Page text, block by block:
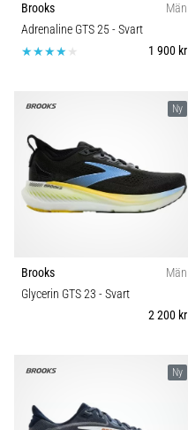
riktningsförändringar.
Hur
utförs
var
det…
6. 8. 2026
Löparknä:
Orsaker,
åtgärder
Löparknä,
även
Underlag
Typ av löpning
Typ av sko
Brooks
Män
Adrenaline GTS 25- Svart
1 900 kr
Ny
Brooks
Män
Glycerin GTS 23 - Svart
2 200 kr
Ny